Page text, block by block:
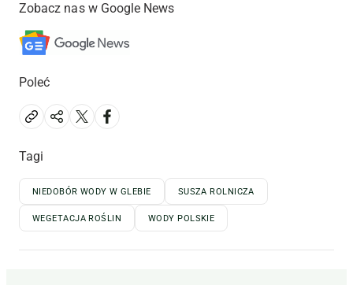
Zobacz nas w Google News
Poleć
Tagi
NIEDOBÓR WODY W GLEBIE SUSZA ROLNICZA
WEGETACJA ROŚLIN WODY POLSKIE